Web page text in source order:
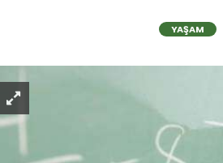
YAŞAM